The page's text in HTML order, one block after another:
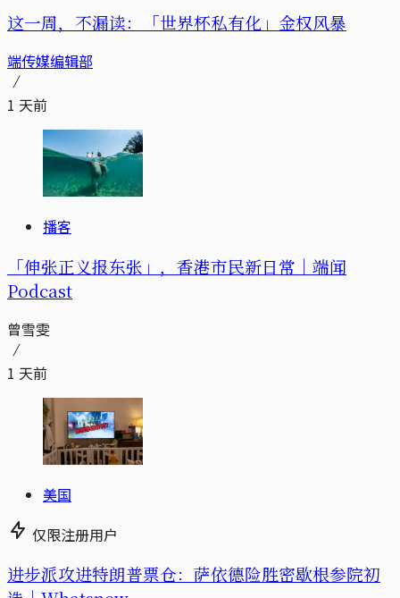
这一周，不漏读：「世界杯私有化」金权风暴
端传媒编辑部
1 天前
播客
「伸张正义报东张」，香港市民新日常｜端闻
Podcast
曾雪雯
1 天前
美国
仅限注册用户
进步派攻进特朗普票仓：萨依德险胜密歇根参院初